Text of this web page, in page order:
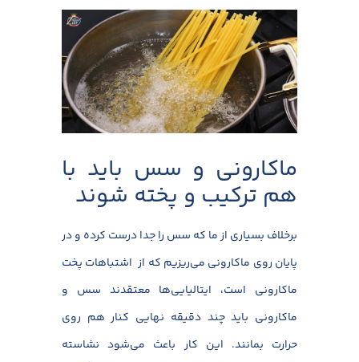
ماکارونی و سس باید با
هم ترکیب و پخته شوند
برخلاف بسیاری از ما که سس را جدا درست کرده و در
پایان روی ماکارونی می‌ریزیم که از اشتباهات پخت
ماکارونی است، ایتالیایی‌ها معتقدند سس و
ماکارونی باید چند دقیقه نهایی کنار هم روی
حرارت بمانند. این کار باعث می‌شود نشاسته